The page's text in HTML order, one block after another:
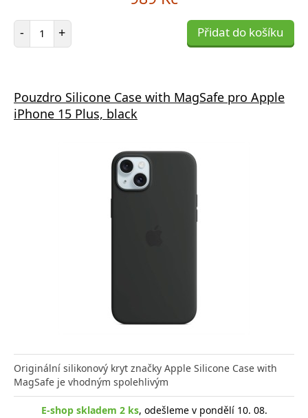
- Počet položek
+ Přidat do košíku
Pouzdro Silicone Case with MagSafe pro Apple
iPhone 15 Plus, black
Originální silikonový kryt značky Apple Silicone Case with
MagSafe je vhodným spolehlivým
E-shop skladem 2 ks, odešleme v pondělí 10. 08.